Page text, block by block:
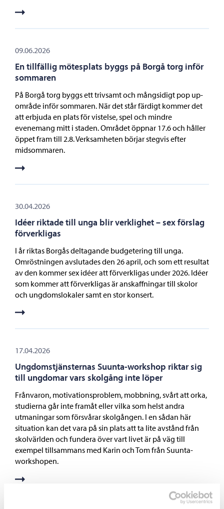
09.06.2026
En tillfällig mötesplats byggs på Borgå torg inför
sommaren
På Borgå torg byggs ett trivsamt och mångsidigt pop up-
område inför sommaren. När det står färdigt kommer det
att erbjuda en plats för vistelse, spel och mindre
evenemang mitt i staden. Området öppnar 17.6 och håller
öppet fram till 2.8. Verksamheten börjar stegvis efter
midsommaren.
30.04.2026
Idéer riktade till unga blir verklighet – sex förslag
förverkligas
I år riktas Borgås deltagande budgetering till unga.
Omröstningen avslutades den 26 april, och som ett resultat
av den kommer sex idéer att förverkligas under 2026. Idéer
som kommer att förverkligas är anskaffningar till skolor
och ungdomslokaler samt en stor konsert.
17.04.2026
Ungdomstjänsternas Suunta-workshop riktar sig
till ungdomar vars skolgång inte löper
Frånvaron, motivationsproblem, mobbning, svårt att orka,
studierna går inte framåt eller vilka som helst andra
utmaningar som försvårar skolgången. I en sådan här
situation kan det vara på sin plats att ta lite avstånd från
skolvärlden och fundera över vart livet är på väg till
exempel tillsammans med Karin och Tom från Suunta-
workshopen.